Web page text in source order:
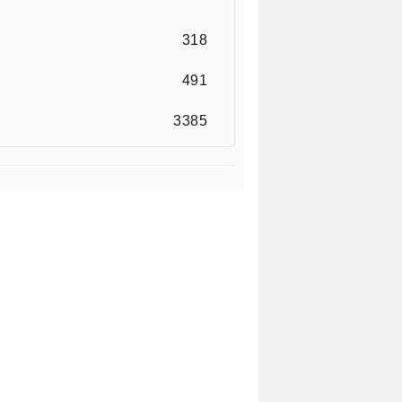
318
491
3385